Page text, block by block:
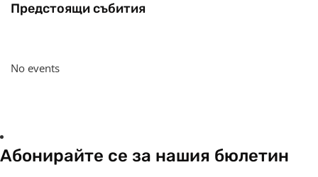
Предстоящи събития
No events
Абонирайте се за нашия бюлетин